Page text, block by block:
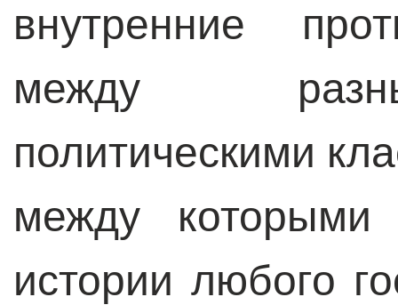
внутренние
между
политическими
между которыми
истории любого